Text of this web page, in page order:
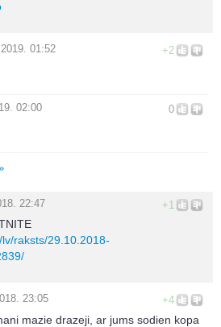
+2
01:52
0
02:00
+1
22:47
raksts/29.10.2018-
+4
23:05
mazie drazeji, ar jums sodien kopa